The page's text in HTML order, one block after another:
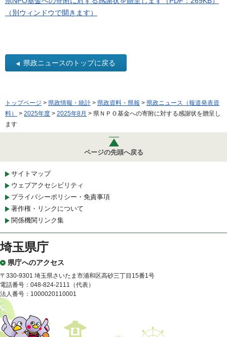
（別ウィンドウで開きます）
県政ニュースのトップに戻る
トップページ > 県政情報・統計 > 県政資料・県報 > 県政ニュース（報道発表資
料）
> 2025年度 > 2025年8月 > 県ＮＰＯ基金への寄附に対する感謝状を贈呈し
ます
ページの先頭へ戻る
サイトマップ
ウェブアクセシビリティ
プライバシーポリシー・免責事項
著作権・リンクについて
関係機関リンク集
埼玉県庁
県庁へのアクセス
〒330-9301 埼玉県さいたま市浦和区高砂三丁目15番1号
電話番号：048-824-2111（代表）
法人番号：1000020110001